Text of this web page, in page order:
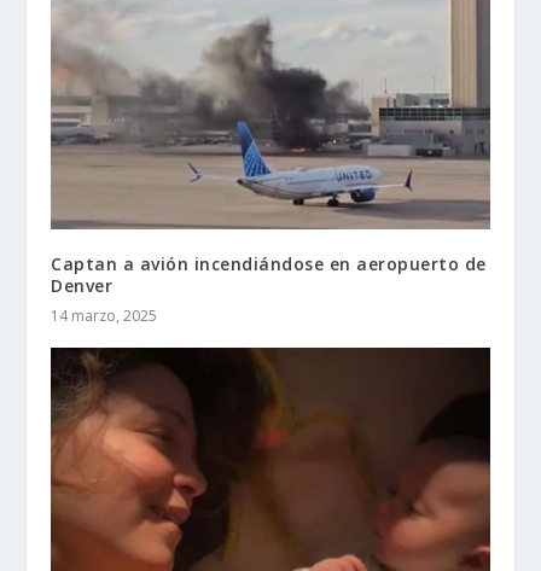
Captan a avión incendiándose en aeropuerto de
Denver
14 marzo, 2025